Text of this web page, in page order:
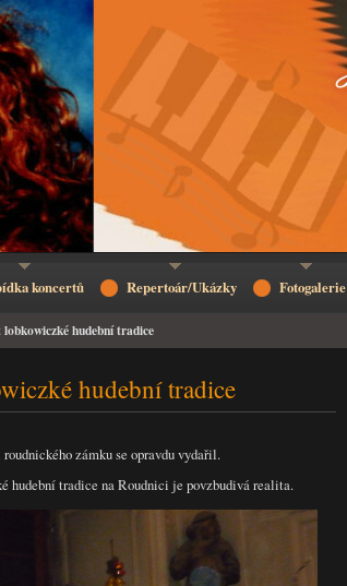
hudební tradice
hudební tradice
zámku se opravdu vydařil.
hudební tradice na Roudnici je povzbudivá realita.
koncertů Repertoár/Ukázky Fotogalerie